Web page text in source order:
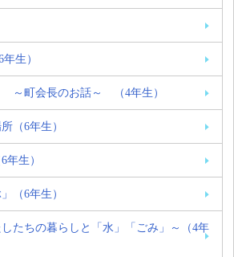
生）
～町会長のお話～ （4年生）
（6年生）
年生）
（6年生）
たちの暮らしと「水」「ごみ」～（4年